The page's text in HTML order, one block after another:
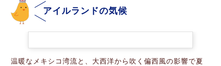
アイルランドの気候
温暖なメキシコ湾流と、大西洋から吹く偏西風の影響で夏